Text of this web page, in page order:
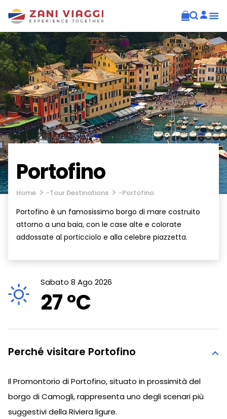
Portofino
Home -Tour Destinations -Portofino
Portofino è un famosissimo borgo di mare costruito
attorno a una baia, con le case alte e colorate
addossate al porticciolo e alla celebre piazzetta.
Sabato 8 Ago 2026
27 °C
Perché visitare Portofino
Il Promontorio di Portofino, situato in prossimità del
borgo di Camogli, rappresenta uno degli scenari più
suggestivi della Riviera ligure.